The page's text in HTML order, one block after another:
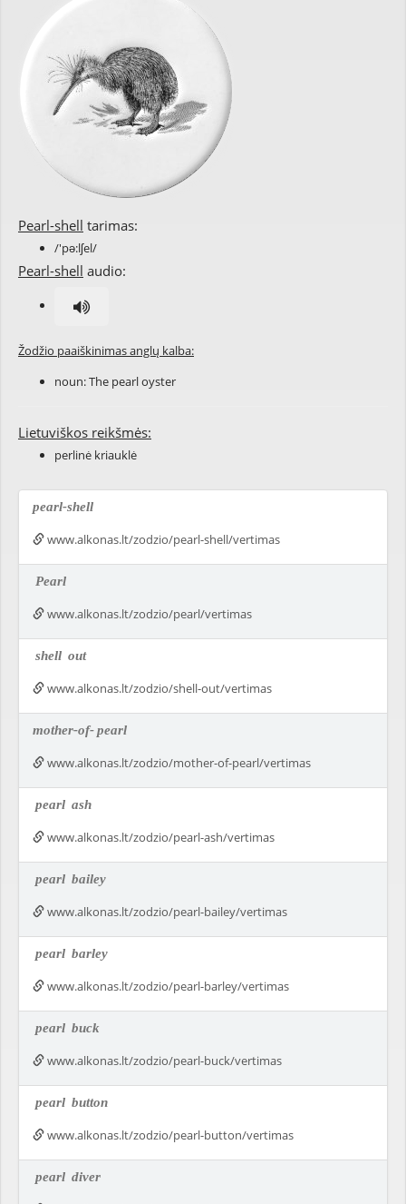
Pearl-shell tarimas:
/'pə:lʃel/
Pearl-shell audio:
Žodžio paaiškinimas anglų kalba:
noun: The pearl oyster
Lietuviškos reikšmės:
perlinė kriauklė
pearl-shell
www.alkonas.lt/zodzio/pearl-shell/vertimas
Pearl
www.alkonas.lt/zodzio/pearl/vertimas
shell out
www.alkonas.lt/zodzio/shell-out/vertimas
mother-of-pearl
www.alkonas.lt/zodzio/mother-of-pearl/vertimas
pearl ash
www.alkonas.lt/zodzio/pearl-ash/vertimas
pearl bailey
www.alkonas.lt/zodzio/pearl-bailey/vertimas
pearl barley
www.alkonas.lt/zodzio/pearl-barley/vertimas
pearl buck
www.alkonas.lt/zodzio/pearl-buck/vertimas
pearl button
www.alkonas.lt/zodzio/pearl-button/vertimas
pearl diver